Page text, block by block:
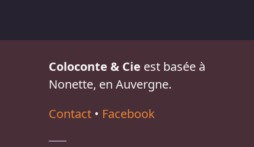
Coloconte & Cie est basée à
Nonette, en Auvergne.
Contact • Facebook